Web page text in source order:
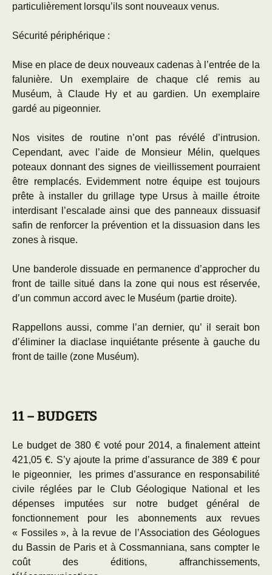
particulièrement lorsqu’ils sont nouveaux venus.
Sécurité périphérique :
Mise en place de deux nouveaux cadenas à l’entrée de la
falunière. Un exemplaire de chaque clé remis au
Muséum, à Claude Hy et au gardien. Un exemplaire
gardé au pigeonnier.
Nos visites de routine n’ont pas révélé d’intrusion.
Cependant, avec l’aide de Monsieur Mélin, quelques
poteaux donnant des signes de vieillissement pourraient
être remplacés. Evidemment notre équipe est toujours
prête à installer du grillage type Ursus à maille étroite
interdisant l’escalade ainsi que des panneaux dissuasif
safin de renforcer la prévention et la dissuasion dans les
zones à risque.
Une banderole dissuade en permanence d’approcher du
front de taille situé dans la zone qui nous est réservée,
d’un commun accord avec le Muséum (partie droite).
Rappellons aussi, comme l’an dernier, qu’ il serait bon
d’éliminer la diaclase inquiétante présente à gauche du
front de taille (zone Muséum).
11 – BUDGETS
Le budget de 380 € voté pour 2014, a finalement atteint
421,05 €. S’y ajoute la prime d’assurance de 389 € pour
le pigeonnier, les primes d’assurance en responsabilité
civile réglées par le Club Géologique National et les
dépenses imputées sur notre budget général de
fonctionnement pour les abonnements aux revues
« Fossiles », à la revue de l’Association des Géologues
du Bassin de Paris et à Cossmanniana, sans compter le
coût des éditions, affranchissements,